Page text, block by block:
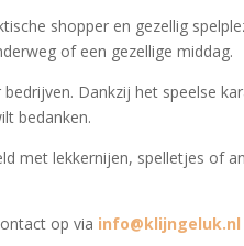
shopper en gezellig
of een gezellige middag.
Dankzij het speelse
bedanken.
met lekkernijen, spelletjes of
op via info@klijngeluk.nl